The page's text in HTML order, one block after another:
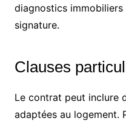
diagnostics
signature.
Clauses
Le contrat peut inclure
adaptées au logement.